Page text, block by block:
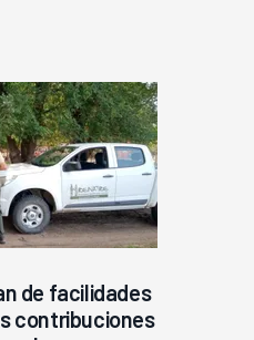
de facilidades
contribuciones